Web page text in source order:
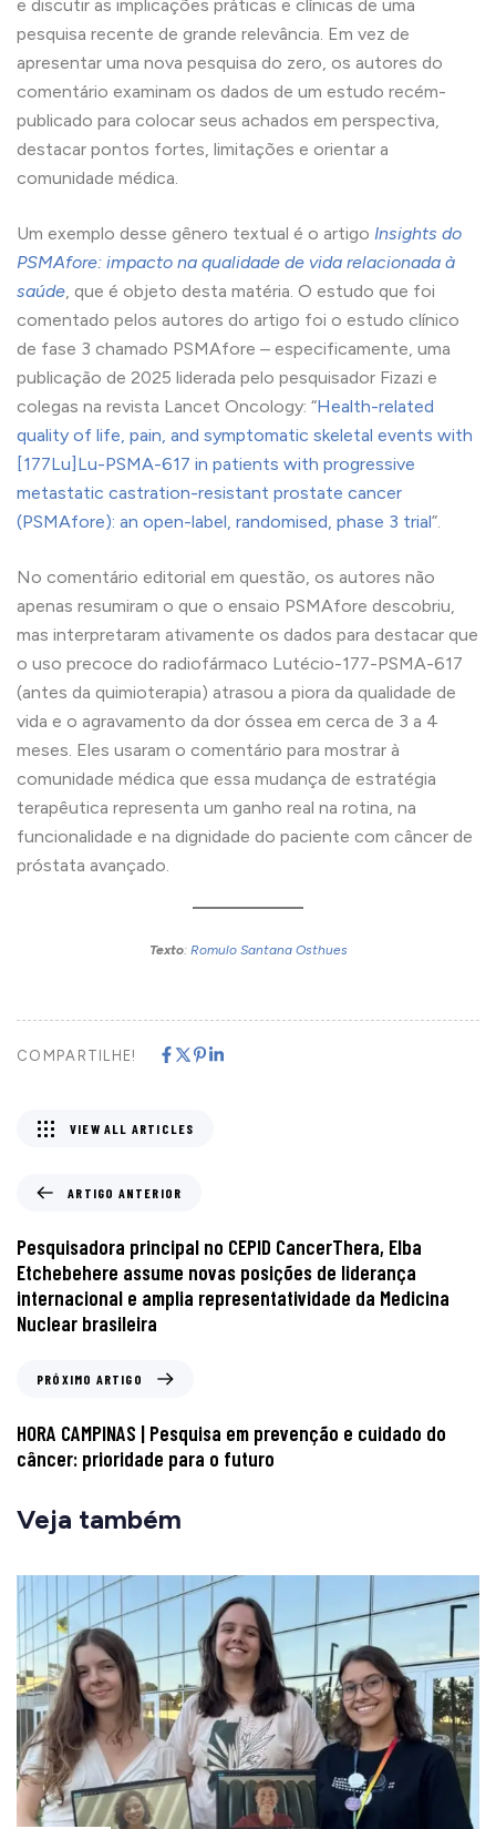
e discutir as implicações práticas e clínicas de uma
pesquisa recente de grande relevância. Em vez de
apresentar uma nova pesquisa do zero, os autores do
comentário examinam os dados de um estudo recém-
publicado para colocar seus achados em perspectiva,
destacar pontos fortes, limitações e orientar a
comunidade médica.
Um exemplo desse gênero textual é o artigo Insights do
PSMAfore: impacto na qualidade de vida relacionada à
saúde, que é objeto desta matéria. O estudo que foi
comentado pelos autores do artigo foi o estudo clínico
de fase 3 chamado PSMAfore – especificamente, uma
publicação de 2025 liderada pelo pesquisador Fizazi e
colegas na revista Lancet Oncology: “Health-related
quality of life, pain, and symptomatic skeletal events with
[177Lu]Lu-PSMA-617 in patients with progressive
metastatic castration-resistant prostate cancer
(PSMAfore): an open-label, randomised, phase 3 trial”.
No comentário editorial em questão, os autores não
apenas resumiram o que o ensaio PSMAfore descobriu,
mas interpretaram ativamente os dados para destacar que
o uso precoce do radiofármaco Lutécio-177-PSMA-617
(antes da quimioterapia) atrasou a piora da qualidade de
vida e o agravamento da dor óssea em cerca de 3 a 4
meses. Eles usaram o comentário para mostrar à
comunidade médica que essa mudança de estratégia
terapêutica representa um ganho real na rotina, na
funcionalidade e na dignidade do paciente com câncer de
próstata avançado.
Texto: Romulo Santana Osthues
COMPARTILHE!
ARTIGO ANTERIOR
Pesquisadora principal no CEPID CancerThera, Elba
Etchebehere assume novas posições de liderança
internacional e amplia representatividade da Medicina
Nuclear brasileira
VIEW ALL ARTICLES
PRÓXIMO ARTIGO
HORA CAMPINAS | Pesquisa em prevenção e cuidado do
câncer: prioridade para o futuro
Veja também